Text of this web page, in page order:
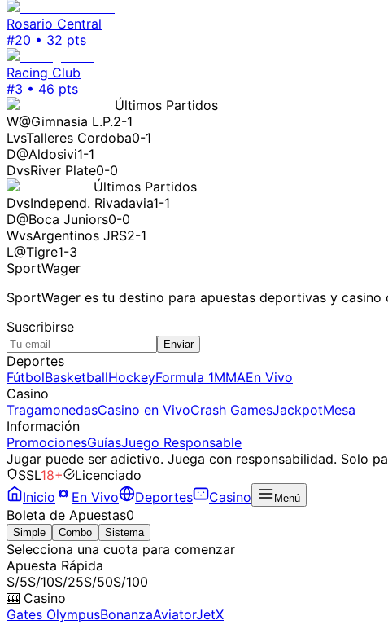
Rosario Central
#20 • 32 pts
Racing Club
#3 • 46 pts
Últimos Partidos
W@Gimnasia L.P.2-1
LvsTalleres Cordoba0-1
D@Aldosivi1-1
DvsRiver Plate0-0
Últimos Partidos
DvsIndepend. Rivadavia1-1
D@Boca Juniors0-0
WvsArgentinos JRS2-1
L@Tigre1-3
SportWager
SportWager es tu destino para apuestas deportivas y
Suscribirse
Enviar
Deportes
FútbolBasketballHockeyFormula 1MMAEn Vivo
Casino
TragamonedasCasino en VivoCrash GamesJackpotMesa
Información
PromocionesGuíasJuego Responsable
Jugar puede ser adictivo. Juega con responsabilidad. Solo
SSL18+
Licenciado
Inicio
En Vivo Deportes Casino Menú
Boleta de Apuestas0
Simple Combo Sistema
Selecciona una cuota para comenzar
Apuesta Rápida
S/5S/10S/25S/50S/100
🎰 Casino
Gates OlympusBonanzaAviatorJetX